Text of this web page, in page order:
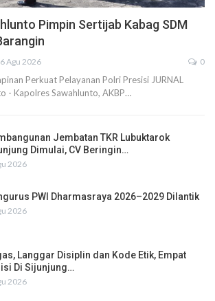
Pimpin Sertijab Kabag SDM
6 Agu 2026 0
Perkuat Pelayanan Polri Presisi JURNAL
- Kapolres Sawahlunto, AKBP…
Jembatan TKR Lubuktarok
Dimulai, CV Beringin…
2026
PWI Dharmasraya 2026–2029 Dilantik
2026
Langgar Disiplin dan Kode Etik, Empat
Di Sijunjung…
2026